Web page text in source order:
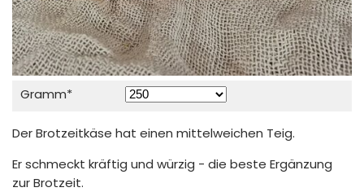
Pflichtfeld
Gramm*
Der Brotzeitkäse hat einen mittelweichen Teig.
Er schmeckt kräftig und würzig - die beste Ergänzung
zur Brotzeit.